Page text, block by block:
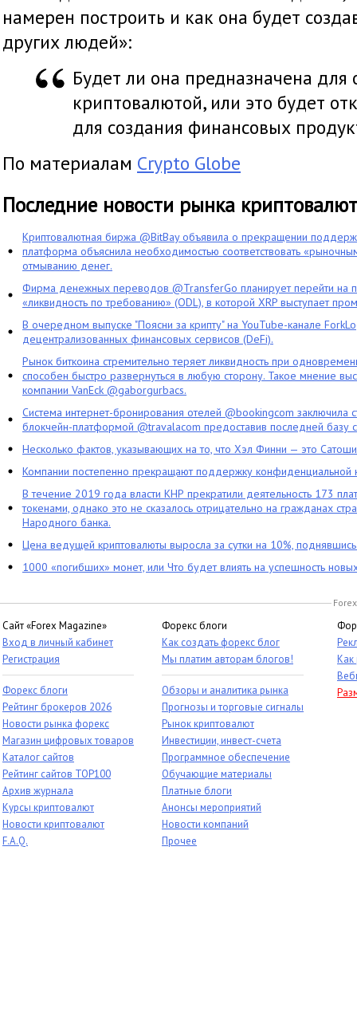
намерен построить и как она будет
других людей»:
Будет ли она предназначена для
криптовалютой, или это будет
для создания финансовых
По материалам Crypto Globe
Последние новости рынка криптовалют
Криптовалютная биржа @BitBay объявила о прекращении
платформа объяснила необходимостью соответствовать
отмыванию денег.
Фирма денежных переводов @TransferGo планирует перейти на
«ликвидность по требованию» (ODL), в которой XRP выступает
В очередном выпуске "Поясни за крипту" на YouTube-канале
децентрализованных финансовых сервисов (DeFi).
Рынок биткоина стремительно теряет ликвидность при
способен быстро развернуться в любую сторону. Такое мнение
компании VanEck @gaborgurbacs.
Система интернет-бронирования отелей @bookingcom заключила
блокчейн-платформой @travalacom предоставив последней базу
Несколько фактов, указывающих на то, что Хэл Финни — это
Компании постепенно прекращают поддержку конфиденциальной
В течение 2019 года власти КНР прекратили деятельность 173
токенами, однако это не сказалось отрицательно на гражданах
Народного банка.
Цена ведущей криптовалюты выросла за сутки на 10%,
1000 «погибших» монет, или Что будет влиять на успешность
Сайт «Forex Magazine»
Вход в личный кабинет
Регистрация
Форекс блоги
Рейтинг брокеров 2026
Новости рынка форекс
Магазин цифровых товаров
Каталог сайтов
Рейтинг сайтов TOP100
Архив журнала
Курсы криптовалют
Новости криптовалют
F.A.Q.
Форекс блоги
Как создать форекс блог
Мы платим авторам блогов!
Обзоры и аналитика рынка
Прогнозы и торговые сигналы
Рынок криптовалют
Инвестиции, инвест-счета
Программное обеспечение
Обучающие материалы
Платные блоги
Анонсы мероприятий
Новости компаний
Прочее
Как